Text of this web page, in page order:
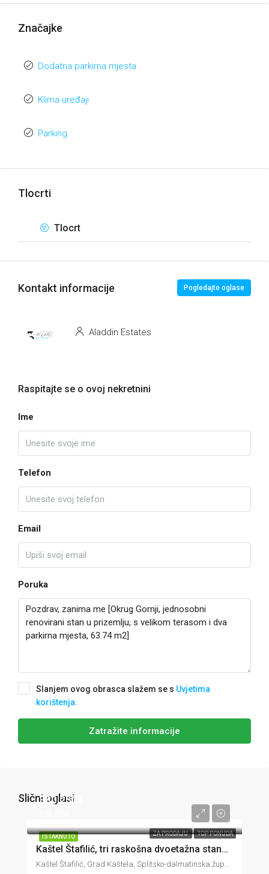
Značajke
Dodatna parkirna mjesta
Klima uređaji
Parking
Tlocrti
Tlocrt
Kontakt informacije Pogledajte oglase
Aladdin Estates
Raspitajte se o ovoj nekretnini
Ime
Telefon
Email
Poruka
Slanjem ovog obrasca slažem se s Uvjetima
korištenja.
Zatražite informacije
Slični oglasi
ISTAKNUTO ZA PRODAJU TOP PONUDA
380.250€
Kaštel Štafilić, tri raskošna dvoetažna stana u trećem redu do mora, 84-114 m2
Kaštel Štafilić, Grad Kaštela, Splitsko-dalmatinska županija, 21217, Hrvatska